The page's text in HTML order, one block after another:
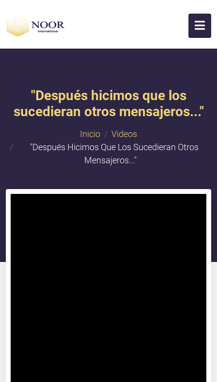
"Después hicimos que los
sucedieran otros mensajeros..."
Inicio
Videos
"Después Hicimos Que Los Sucedieran Otros
Mensajeros..."